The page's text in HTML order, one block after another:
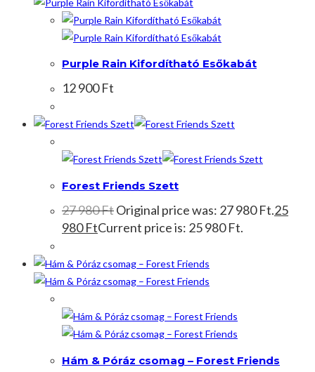
Purple Rain Kifordítható Esőkabát
12 900Ft
Forest Friends Szett
27 980FtOriginal price was: 27 980 Ft.25
980FtCurrent price is: 25 980 Ft.
Hám & Póráz csomag – Forest Friends